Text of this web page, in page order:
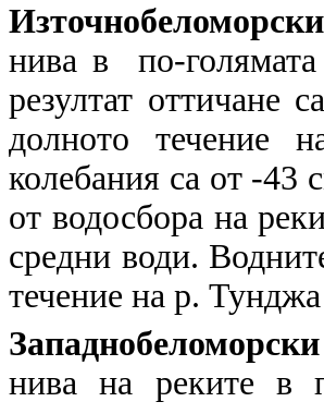
нива в по-
резултат оттичане
долното течение
колебания са от -43
от водосбора на
средни води.
течение на р.
нива на реките в